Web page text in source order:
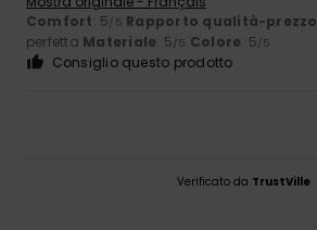
Comfort: 5/5 Rapporto qualità-prezzo
perfetta Materiale: 5/5 Colore: 5/5
Consiglio questo prodotto
Verificato da TrustVille